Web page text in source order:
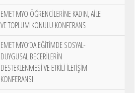
EMET MYO ÖĞRENCİLERİNE KADIN, AİLE
VE TOPLUM KONULU KONFERANS
EMET MYO’DA EĞİTİMDE SOSYAL-
DUYGUSAL BECERİLERİN
DESTEKLENMESİ VE ETKİLİ İLETİŞİM
KONFERANSI